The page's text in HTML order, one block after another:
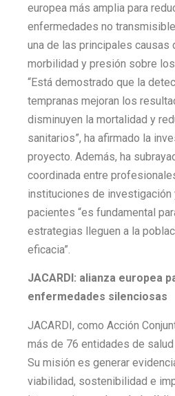
europea más amplia para
enfermedades no
una de las principales causas
morbilidad y presión sobre
“Está demostrado que la
tempranas mejoran los
disminuyen la mortalidad y
sanitarios”, ha afirmado la
proyecto. Además, ha
coordinada entre
instituciones de investigación
pacientes “es fundamental
estrategias lleguen a la
eficacia”.
JACARDI: alianza europea
enfermedades silenciosas
JACARDI, como Acción
más de 76 entidades de
Su misión es generar
viabilidad, sostenibilidad e